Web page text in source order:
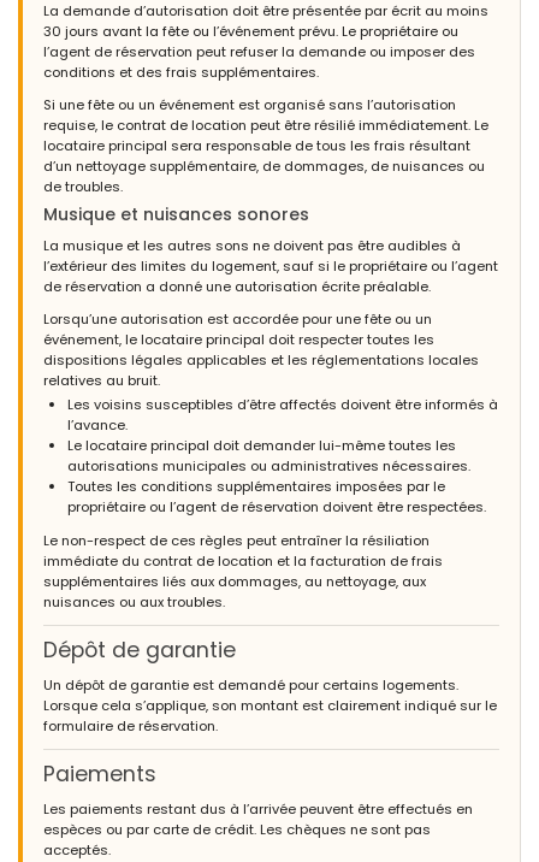
La demande d’autorisation doit être présentée par écrit au moins
30 jours avant la fête ou l’événement prévu. Le propriétaire ou
l’agent de réservation peut refuser la demande ou imposer des
conditions et des frais supplémentaires.
Si une fête ou un événement est organisé sans l’autorisation
requise, le contrat de location peut être résilié immédiatement. Le
locataire principal sera responsable de tous les frais résultant
d’un nettoyage supplémentaire, de dommages, de nuisances ou
de troubles.
Musique et nuisances sonores
La musique et les autres sons ne doivent pas être audibles à
l’extérieur des limites du logement, sauf si le propriétaire ou l’agent
de réservation a donné une autorisation écrite préalable.
Lorsqu’une autorisation est accordée pour une fête ou un
événement, le locataire principal doit respecter toutes les
dispositions légales applicables et les réglementations locales
relatives au bruit.
Les voisins susceptibles d’être affectés doivent être informés à
l’avance.
Le locataire principal doit demander lui-même toutes les
autorisations municipales ou administratives nécessaires.
Toutes les conditions supplémentaires imposées par le
propriétaire ou l’agent de réservation doivent être respectées.
Le non-respect de ces règles peut entraîner la résiliation
immédiate du contrat de location et la facturation de frais
supplémentaires liés aux dommages, au nettoyage, aux
nuisances ou aux troubles.
Dépôt de garantie
Un dépôt de garantie est demandé pour certains logements.
Lorsque cela s’applique, son montant est clairement indiqué sur le
formulaire de réservation.
Paiements
Les paiements restant dus à l’arrivée peuvent être effectués en
espèces ou par carte de crédit. Les chèques ne sont pas
acceptés.